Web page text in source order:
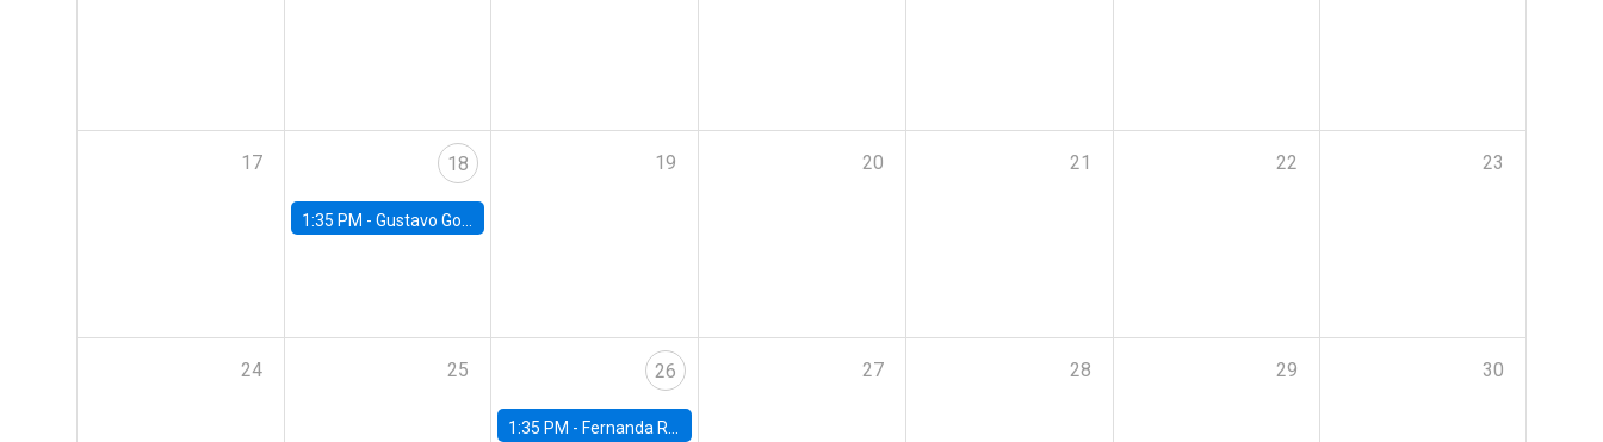
17 18
1:35 PM - Gustavo González, Banco Central de Chile
19 20 21 22 23
24 25 26
1:35 PM - Fernanda Rojas Ampuero, University of Wisconsin-Madison
27 28 29 30